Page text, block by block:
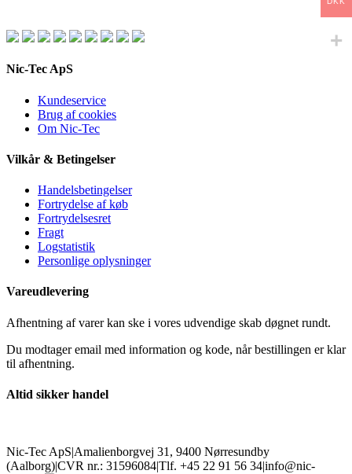
Nic-Tec ApS
Kundeservice
Brug af cookies
Om Nic-Tec
Vilkår & Betingelser
Handelsbetingelser
Fortrydelse af køb
Fortrydelsesret
Fragt
Logstatistik
Personlige oplysninger
Vareudlevering
Afhentning af varer kan ske i vores udvendige skab døgnet rundt.
Du modtager email med information og kode, når bestillingen er klar
til afhentning.
Altid sikker handel
Nic-Tec ApS|Amalienborgvej 31, 9400 Nørresundby
(Aalborg)|CVR nr.: 31596084|Tlf. +45 22 91 56 34|info@nic-